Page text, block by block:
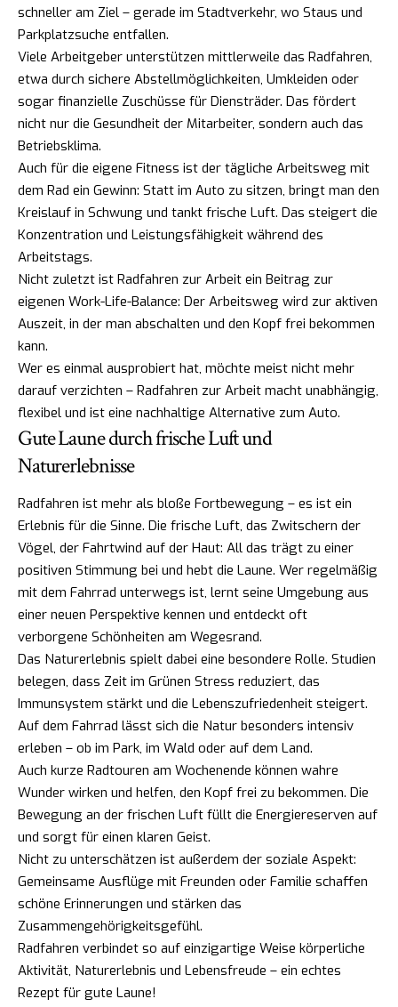
schneller am Ziel – gerade im Stadtverkehr, wo Staus und
Parkplatzsuche entfallen.
Viele Arbeitgeber unterstützen mittlerweile das Radfahren,
etwa durch sichere Abstellmöglichkeiten, Umkleiden oder
sogar finanzielle Zuschüsse für Diensträder. Das fördert
nicht nur die Gesundheit der Mitarbeiter, sondern auch das
Betriebsklima.
Auch für die eigene Fitness ist der tägliche Arbeitsweg mit
dem Rad ein Gewinn: Statt im Auto zu sitzen, bringt man den
Kreislauf in Schwung und tankt frische Luft. Das steigert die
Konzentration und Leistungsfähigkeit während des
Arbeitstags.
Nicht zuletzt ist Radfahren zur Arbeit ein Beitrag zur
eigenen Work-Life-Balance: Der Arbeitsweg wird zur aktiven
Auszeit, in der man abschalten und den Kopf frei bekommen
kann.
Wer es einmal ausprobiert hat, möchte meist nicht mehr
darauf verzichten – Radfahren zur Arbeit macht unabhängig,
flexibel und ist eine nachhaltige Alternative zum Auto.
Gute Laune durch frische Luft und
Naturerlebnisse
Radfahren ist mehr als bloße Fortbewegung – es ist ein
Erlebnis für die Sinne. Die frische Luft, das Zwitschern der
Vögel, der Fahrtwind auf der Haut: All das trägt zu einer
positiven Stimmung bei und hebt die Laune. Wer regelmäßig
mit dem Fahrrad unterwegs ist, lernt seine Umgebung aus
einer neuen Perspektive kennen und entdeckt oft
verborgene Schönheiten am Wegesrand.
Das Naturerlebnis spielt dabei eine besondere Rolle. Studien
belegen, dass Zeit im Grünen Stress reduziert, das
Immunsystem stärkt und die Lebenszufriedenheit steigert.
Auf dem Fahrrad lässt sich die Natur besonders intensiv
erleben – ob im Park, im Wald oder auf dem Land.
Auch kurze Radtouren am Wochenende können wahre
Wunder wirken und helfen, den Kopf frei zu bekommen. Die
Bewegung an der frischen Luft füllt die Energiereserven auf
und sorgt für einen klaren Geist.
Nicht zu unterschätzen ist außerdem der soziale Aspekt:
Gemeinsame Ausflüge mit Freunden oder Familie schaffen
schöne Erinnerungen und stärken das
Zusammengehörigkeitsgefühl.
Radfahren verbindet so auf einzigartige Weise körperliche
Aktivität, Naturerlebnis und Lebensfreude – ein echtes
Rezept für gute Laune!